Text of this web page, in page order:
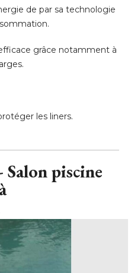
de par sa technologie
grâce notamment à
les liners.
piscine